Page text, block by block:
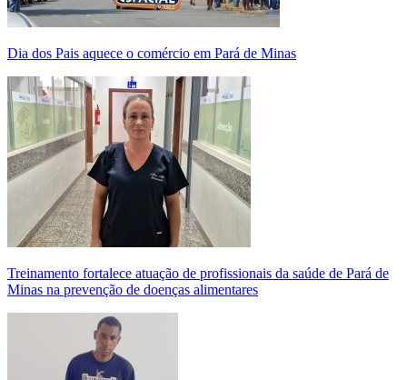
Dia dos Pais aquece o comércio em Pará de Minas
Treinamento fortalece atuação de profissionais da saúde de Pará de
Minas na prevenção de doenças alimentares